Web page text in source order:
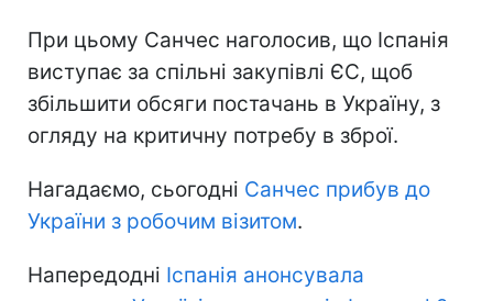
При цьому Санчес наголосив, що Іспанія
виступає за спільні закупівлі ЄС, щоб
збільшити обсяги постачань в Україну, з
огляду на критичну потребу в зброї.
Нагадаємо, сьогодні Санчес прибув до
України з робочим візитом.
Напередодні Іспанія анонсувала